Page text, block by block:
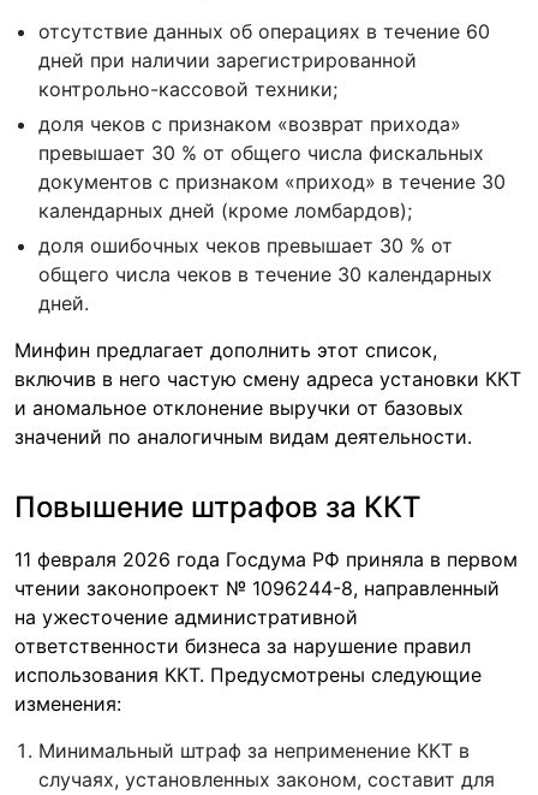
отсутствие данных об операциях в течение 60
дней при наличии зарегистрированной
контрольно-кассовой техники;
доля чеков с признаком «возврат прихода»
превышает 30 % от общего числа фискальных
документов с признаком «приход» в течение 30
календарных дней (кроме ломбардов);
доля ошибочных чеков превышает 30 % от
общего числа чеков в течение 30 календарных
дней.
Минфин предлагает дополнить этот список,
включив в него частую смену адреса установки ККТ
и аномальное отклонение выручки от базовых
значений по аналогичным видам деятельности.
Повышение штрафов за ККТ
11 февраля 2026 года Госдума РФ приняла в первом
чтении законопроект № 1096244-8, направленный
на ужесточение административной
ответственности бизнеса за нарушение правил
использования ККТ. Предусмотрены следующие
изменения:
Минимальный штраф за неприменение ККТ в
случаях, установленных законом, составит для